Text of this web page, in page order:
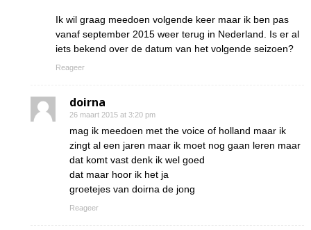
Ik wil graag meedoen volgende keer maar ik ben pas
vanaf september 2015 weer terug in Nederland. Is er al
iets bekend over de datum van het volgende seizoen?
Reageer
doirna
26 maart 2015 at 3:20 pm
mag ik meedoen met the voice of holland maar ik
zingt al een jaren maar ik moet nog gaan leren maar
dat komt vast denk ik wel goed
dat maar hoor ik het ja
groetejes van doirna de jong
Reageer